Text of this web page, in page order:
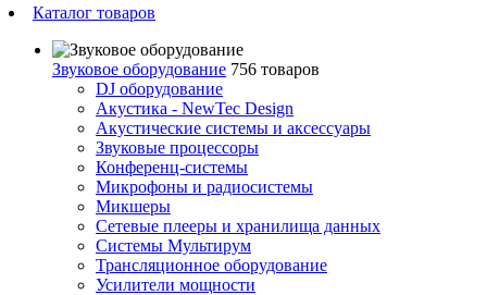
Каталог товаров
Звуковое оборудование 756 товаров
DJ оборудование
Акустика - NewTec Design
Акустические системы и аксессуары
Звуковые процессоры
Конференц-системы
Микрофоны и радиосистемы
Микшеры
Сетевые плееры и хранилища данных
Системы Мультирум
Трансляционное оборудование
Усилители мощности